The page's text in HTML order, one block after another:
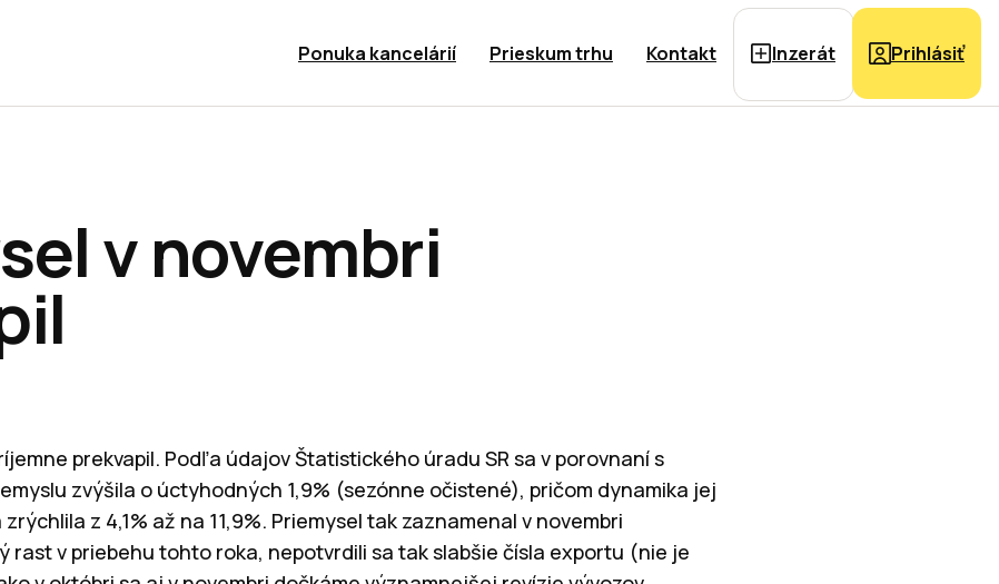
Ponuka kancelárií Prieskum trhu Kontakt Inzerát Prihlásiť
v novembri
prekvapil. Podľa údajov Štatistického úradu SR sa v porovnaní s
zvýšila o úctyhodných 1,9% (sezónne očistené), pričom dynamika jej
z 4,1% až na 11,9%. Priemysel tak zaznamenal v novembri
rast v priebehu tohto roka, nepotvrdili sa tak slabšie čísla exportu (nie je